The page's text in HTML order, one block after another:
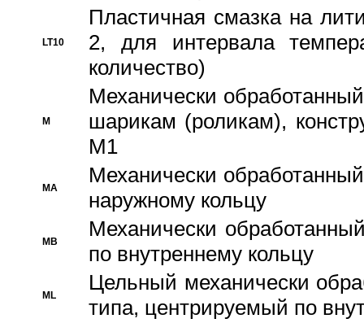
LT10
Пластичная смазка на
2, для интервала
количество)
M
Механически
шарикам (роликам),
M1
MA
Механически
наружному кольцу
MB
Механически
по внутреннему кольцу
ML
Цельный механически
типа, центрируемый по